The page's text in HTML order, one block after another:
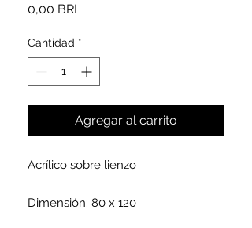
0,00 BRL
Cantidad *
Agregar al carrito
Acrílico sobre lienzo
Dimensión: 80 x 120